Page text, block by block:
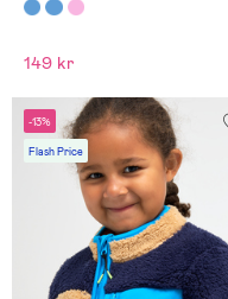
149 kr
-13%
Flash Price